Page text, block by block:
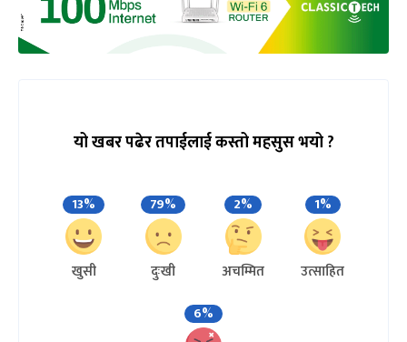
यो खबर पढेर तपाईलाई कस्तो महसुस भयो ?
13%
खुसी
79%
दुःखी
2%
अचम्मित
1%
उत्साहित
6%